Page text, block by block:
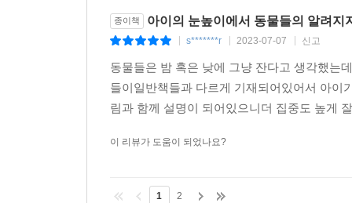
종이책 아이의 눈높이에서 동물들의 알려지
s*******r 2023-07-07 신고
동물들은 밤 혹은 낮에 그냥 잔다고 생각했는
들이일반책들과 다르게 기재되어있어서 아이
림과 함께 설명이 되어있으니더 집중도 높게
이 리뷰가 도움이 되었나요?
1 2